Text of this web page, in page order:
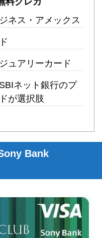
ネス・アメックス
ュアリーカード
ネット銀行のプ
が選択肢
Bank